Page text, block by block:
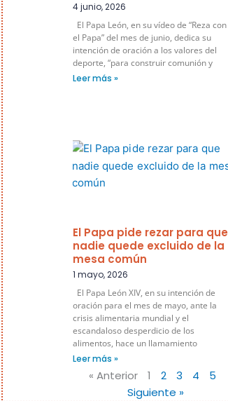
4 junio, 2026
El Papa León, en su vídeo de “Reza con
el Papa” del mes de junio, dedica su
intención de oración a los valores del
deporte, “para construir comunión y
Leer más »
El Papa pide rezar para que
nadie quede excluido de la
mesa común
1 mayo, 2026
El Papa León XIV, en su intención de
oración para el mes de mayo, ante la
crisis alimentaria mundial y el
escandaloso desperdicio de los
alimentos, hace un llamamiento
Leer más »
« Anterior 1 2 3 4
5
Siguiente »